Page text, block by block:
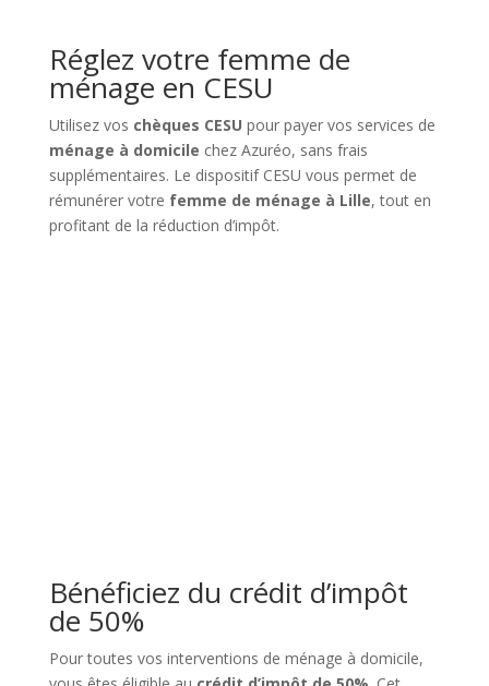
Réglez votre femme de
ménage en CESU
Utilisez vos chèques CESU pour payer vos services de
ménage à domicile chez Azuréo, sans frais
supplémentaires. Le dispositif CESU vous permet de
rémunérer votre femme de ménage à Lille, tout en
profitant de la réduction d’impôt.
Bénéficiez du crédit d’impôt
de 50%
Pour toutes vos interventions de ménage à domicile,